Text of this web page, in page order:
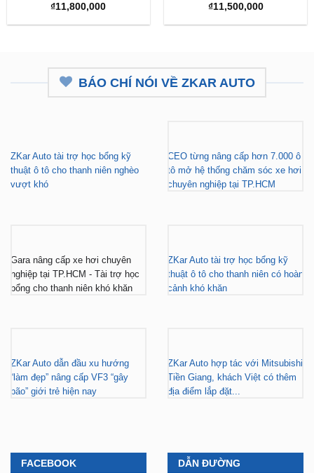
₫11,800,000
₫11,500,000
BÁO CHÍ NÓI VỀ ZKAR AUTO
ZKar Auto tài trợ học bổng kỹ
thuật ô tô cho thanh niên nghèo
vượt khó
CEO từng nâng cấp hơn 7.000 ô
tô mở hệ thống chăm sóc xe hơi
chuyên nghiệp tại TP.HCM
Gara nâng cấp xe hơi chuyên
nghiệp tại TP.HCM - Tài trợ học
bổng cho thanh niên khó khăn
ZKar Auto tài trợ học bổng kỹ
thuật ô tô cho thanh niên có hoàn
cảnh khó khăn
ZKar Auto dẫn đầu xu hướng
“làm đẹp” nâng cấp VF3 “gây
bão” giới trẻ hiện nay
ZKar Auto hợp tác với Mitsubishi
Tiền Giang, khách Việt có thêm
địa điểm lắp đặt...
FACEBOOK DẪN ĐƯỜNG